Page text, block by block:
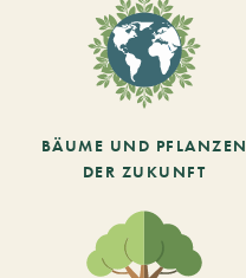
BÄUME UND PFLANZEN
DER ZUKUNFT